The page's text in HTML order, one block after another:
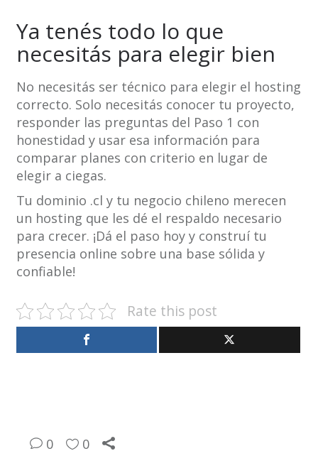
Ya tenés todo lo que
necesitás para elegir bien
No necesitás ser técnico para elegir el hosting
correcto. Solo necesitás conocer tu proyecto,
responder las preguntas del Paso 1 con
honestidad y usar esa información para
comparar planes con criterio en lugar de
elegir a ciegas.
Tu dominio .cl y tu negocio chileno merecen
un hosting que les dé el respaldo necesario
para crecer. ¡Dá el paso hoy y construí tu
presencia online sobre una base sólida y
confiable!
Rate this post
0 0